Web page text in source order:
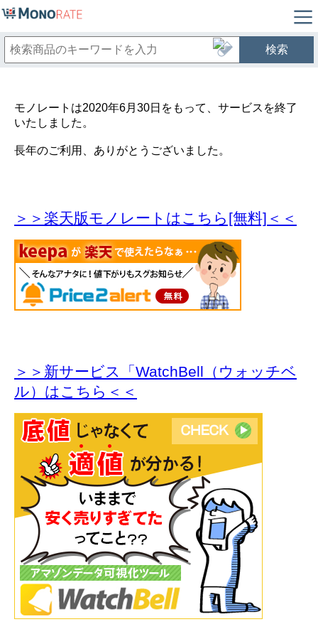
検索
モノレートは2020年6月30日をもって、サービスを終了
いたしました。
長年のご利用、ありがとうございました。
＞＞楽天版モノレートはこちら[無料]＜＜
＞＞新サービス「WatchBell（ウォッチベ
ル）はこちら＜＜